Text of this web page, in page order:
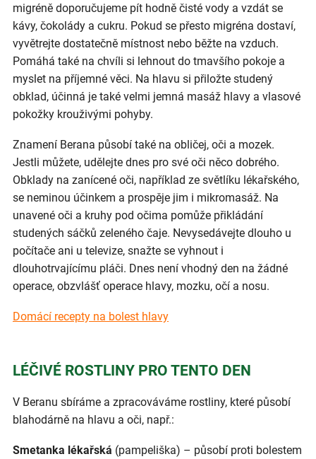
migréně doporučujeme pít hodně čisté vody a vzdát se
kávy, čokolády a cukru. Pokud se přesto migréna dostaví,
vyvětrejte dostatečně místnost nebo běžte na vzduch.
Pomáhá také na chvíli si lehnout do tmavšího pokoje a
myslet na příjemné věci. Na hlavu si přiložte studený
obklad, účinná je také velmi jemná masáž hlavy a vlasové
pokožky krouživými pohyby.
Znamení Berana působí také na obličej, oči a mozek.
Jestli můžete, udělejte dnes pro své oči něco dobrého.
Obklady na zanícené oči, například ze světlíku lékařského,
se neminou účinkem a prospěje jim i mikromasáž. Na
unavené oči a kruhy pod očima pomůže přikládání
studených sáčků zeleného čaje. Nevysedávejte dlouho u
počítače ani u televize, snažte se vyhnout i
dlouhotrvajícímu pláči. Dnes není vhodný den na žádné
operace, obzvlášť operace hlavy, mozku, očí a nosu.
Domácí recepty na bolest hlavy
LÉČIVÉ ROSTLINY PRO TENTO DEN
V Beranu sbíráme a zpracováváme rostliny, které působí
blahodárně na hlavu a oči, např.:
Smetanka lékařská (pampeliška) – působí proti bolestem